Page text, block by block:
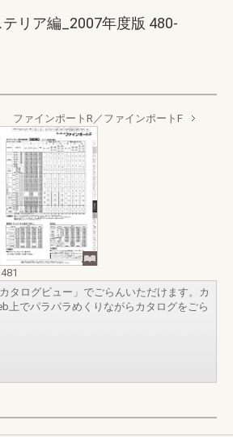
リア編_2007年度版 480-
ァインポートR／ファインポートF
481
タログビュー」でごらんいただけます。カ
上でパラパラめくりながらカタログをごら